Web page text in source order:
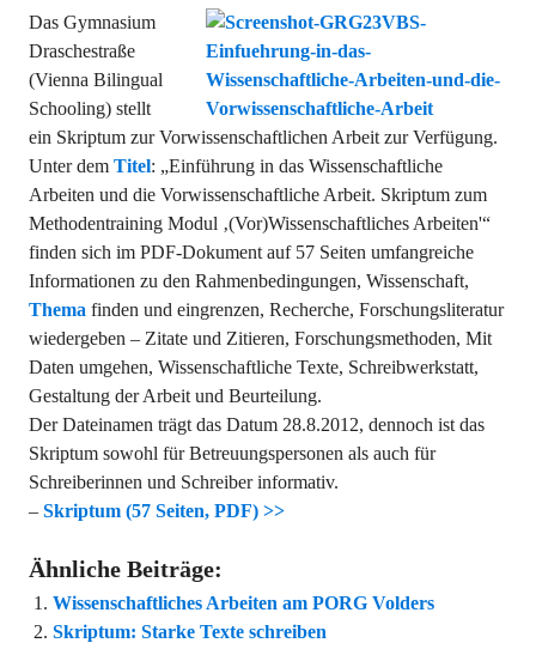
Das Gymnasium
Draschestraße
(Vienna Bilingual
Schooling) stellt
ein Skriptum zur Vorwissenschaftlichen Arbeit zur Verfügung.
Unter dem Titel: „Einführung in das Wissenschaftliche
Arbeiten und die Vorwissenschaftliche Arbeit. Skriptum zum
Methodentraining Modul ‚(Vor)Wissenschaftliches Arbeiten'“
finden sich im PDF-Dokument auf 57 Seiten umfangreiche
Informationen zu den Rahmenbedingungen, Wissenschaft,
Thema finden und eingrenzen, Recherche, Forschungsliteratur
wiedergeben – Zitate und Zitieren, Forschungsmethoden, Mit
Daten umgehen, Wissenschaftliche Texte, Schreibwerkstatt,
Gestaltung der Arbeit und Beurteilung.
Der Dateinamen trägt das Datum 28.8.2012, dennoch ist das
Skriptum sowohl für Betreuungspersonen als auch für
Schreiberinnen und Schreiber informativ.
– Skriptum (57 Seiten, PDF) >>
Ähnliche Beiträge:
Wissenschaftliches Arbeiten am PORG Volders
Skriptum: Starke Texte schreiben